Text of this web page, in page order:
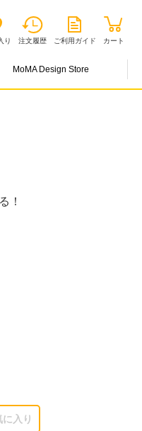
り 注文履歴 ご利用ガイド カート
MoMA Design Store
！
に入り